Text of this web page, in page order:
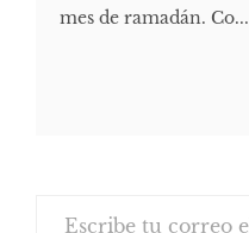
mes de ramadán. Co...